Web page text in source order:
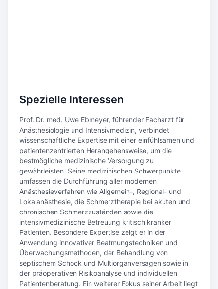
Spezielle Interessen
Prof. Dr. med. Uwe Ebmeyer, führender Facharzt für
Anästhesiologie und Intensivmedizin, verbindet
wissenschaftliche Expertise mit einer einfühlsamen und
patientenzentrierten Herangehensweise, um die
bestmögliche medizinische Versorgung zu
gewährleisten. Seine medizinischen Schwerpunkte
umfassen die Durchführung aller modernen
Anästhesieverfahren wie Allgemein-, Regional- und
Lokalanästhesie, die Schmerztherapie bei akuten und
chronischen Schmerzzuständen sowie die
intensivmedizinische Betreuung kritisch kranker
Patienten. Besondere Expertise zeigt er in der
Anwendung innovativer Beatmungstechniken und
Überwachungsmethoden, der Behandlung von
septischem Schock und Multiorganversagen sowie in
der präoperativen Risikoanalyse und individuellen
Patientenberatung. Ein weiterer Fokus seiner Arbeit liegt